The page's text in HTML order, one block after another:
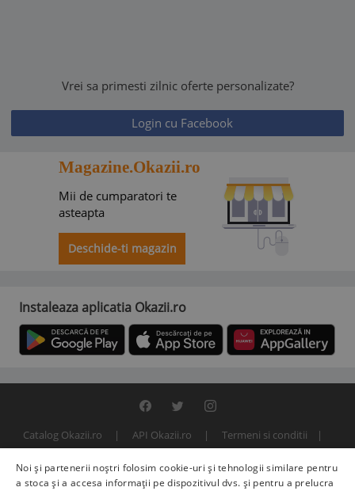
Vrei sa primesti zilnic oferte personalizate?
Login cu Facebook
Magazine.Okazii.ro
Mii de cumparatori te
asteapta
Deschide-ti magazin
Instaleaza aplicatia Okazii.ro
Catalog Okazii.ro API Okazii.ro
Termeni si conditii
© 2000 - 2026 S.C. BITFACTOR S.R.L.
Noi și partenerii noștri folosim cookie-uri și tehnologii similare pentru
a stoca și a accesa informații pe dispozitivul dvs. și pentru a prelucra